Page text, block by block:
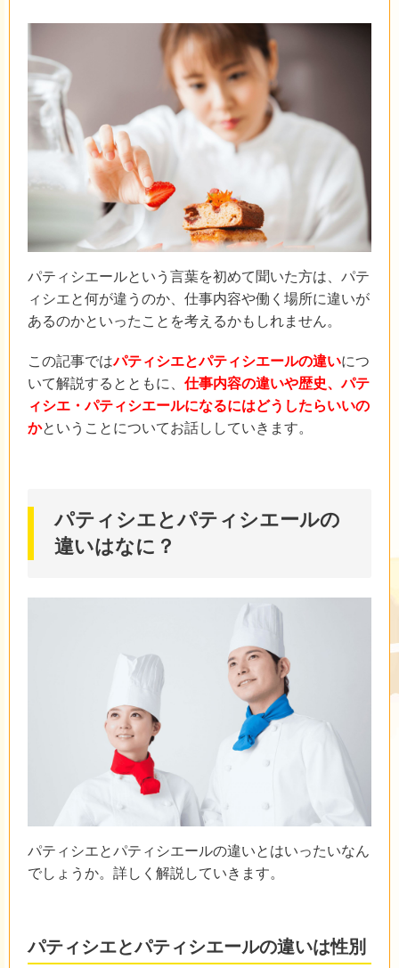
パティシエールという言葉を初めて聞いた方は、パテ
ィシエと何が違うのか、仕事内容や働く場所に違いが
あるのかといったことを考えるかもしれません。
この記事ではパティシエとパティシエールの違いにつ
いて解説するとともに、 仕事内容の違いや歴史、パテ
ィシエ・パティシエールになるにはどうしたらいいの
かということについてお話ししていきます。
パティシエとパティシエールの
違いはなに？
パティシエとパティシエールの違いとはいったいなん
でしょうか。詳しく解説していきます。
パティシエとパティシエールの違いは性別